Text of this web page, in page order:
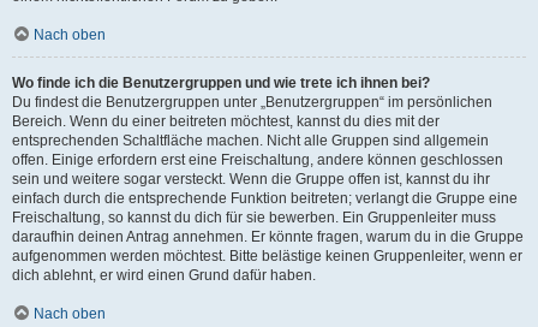
Nach oben
Wo finde ich die Benutzergruppen und wie trete ich ihnen bei?
Du findest die Benutzergruppen unter „Benutzergruppen“ im persönlichen
Bereich. Wenn du einer beitreten möchtest, kannst du dies mit der
entsprechenden Schaltfläche machen. Nicht alle Gruppen sind allgemein
offen. Einige erfordern erst eine Freischaltung, andere können geschlossen
sein und weitere sogar versteckt. Wenn die Gruppe offen ist, kannst du ihr
einfach durch die entsprechende Funktion beitreten; verlangt die Gruppe eine
Freischaltung, so kannst du dich für sie bewerben. Ein Gruppenleiter muss
daraufhin deinen Antrag annehmen. Er könnte fragen, warum du in die Gruppe
aufgenommen werden möchtest. Bitte belästige keinen Gruppenleiter, wenn er
dich ablehnt, er wird einen Grund dafür haben.
Nach oben